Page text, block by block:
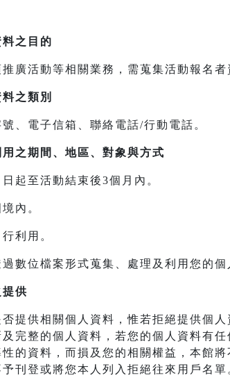
之目的
廣活動等相關業務，需蒐集活動報名者
之類別
、電子信箱、聯絡電話/行動電話。
之期間、地區、對象與方式
起至活動結束後3個月內。
內。
利用。
數位檔案形式蒐集、處理及利用您的個
供
提供相關個人資料，惟若拒絕提供個
完整的個人資料，若您的個人資料有
的資料，而損及您的相關權益，本館
刊登或將您本人列入拒絕往來用戶名單